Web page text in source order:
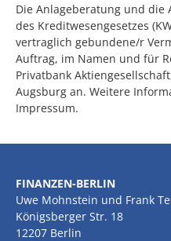
Die Anlageberatung und
des Kreditwesengesetzes
vertraglich gebundene/r
Auftrag, im Namen und für
Privatbank
Augsburg an. Weitere
Impressum.
FINANZEN-BERLIN
Uwe Mohnstein und Frank
Königsberger Str. 18
12207 Berlin